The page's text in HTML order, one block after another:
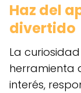
Haz del
divertido
La
herramienta
interés,